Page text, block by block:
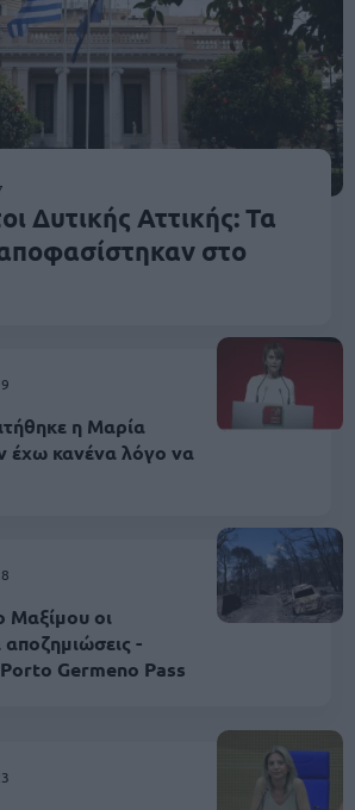
Δυτικής Αττικής: Τα
στο
η Μαρία
έχω κανένα λόγο να
Μαξίμου οι
-
Porto Germeno Pass